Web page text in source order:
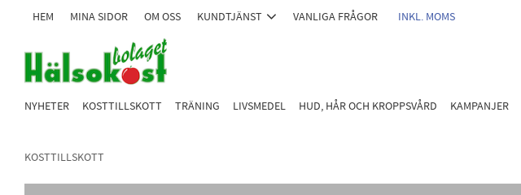
HEM MINA SIDOR OM OSS KUNDTJÄNST VANLIGA FRÅGOR INKL. MOMS
NYHETER KOSTTILLSKOTT TRÄNING LIVSMEDEL HUD, HÅR OCH KROPPSVÅRD KAMPANJER
KOSTTILLSKOTT